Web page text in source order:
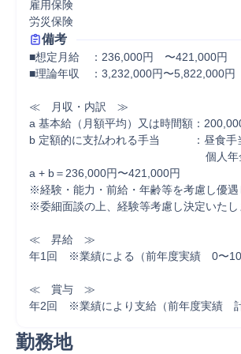
雇用保険
労災保険
備考
■想定月給　：236,000円　〜421,000円
■理論年収　：3,232,000円〜5,822,000円
≪　月収・内訳　≫
a 基本給（月額平均）又は時間額：
b 定額的に支払われる手当　　　：昼食手
個人年金手当・
a + b＝236,000円〜421,000円
※経験・能力・前給・年齢等を考慮し優遇
※委細面談の上、経験等考慮し決定いたし
≪　昇給　≫
年1回　※業績による（前年度実績　0〜
≪　賞与　≫
年2回　※業績により支給（前年度実績　
勤務地